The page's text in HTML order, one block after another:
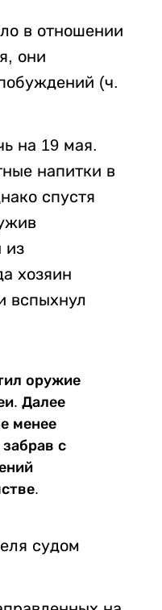
в отношении
они
(ч.
на 19 мая.
напитки в
спустя
из
хозяин
вспыхнул
оружие
Далее
менее
с
судом